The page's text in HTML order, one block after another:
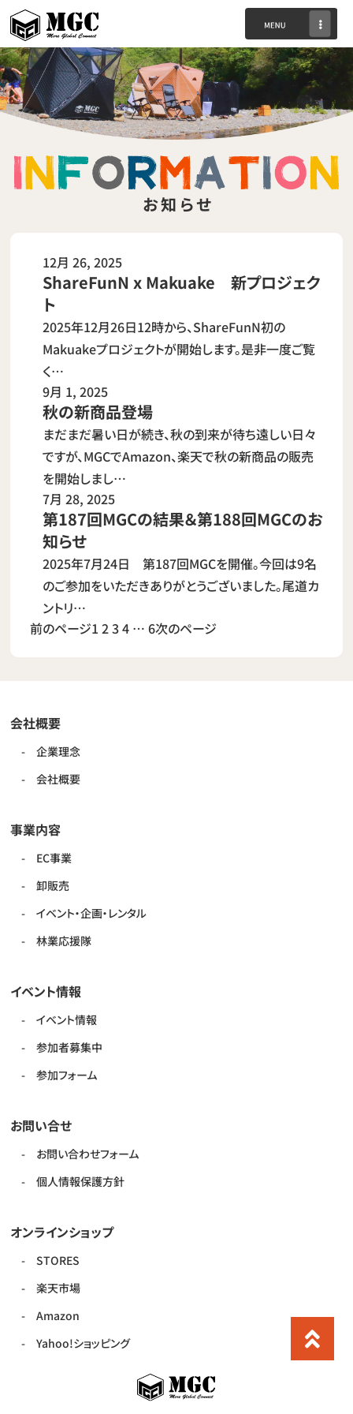
お知らせ
12月 26, 2025
ShareFunN x Makuake 新プロジェク
ト
2025年12月26日12時から、ShareFunN初の
Makuakeプロジェクトが開始します。是非一度ご覧
く…
9月 1, 2025
秋の新商品登場
まだまだ暑い日が続き、秋の到来が待ち遠しい日々
ですが、MGCでAmazon、楽天で秋の新商品の販売
を開始しまし…
7月 28, 2025
第187回MGCの結果＆第188回MGCのお
知らせ
2025年7月24日 第187回MGCを開催。今回は9名
のご参加をいただきありがとうございました。尾道カ
ントリ…
前のページ1 234 … 6次のページ
会社概要
企業理念
会社概要
事業内容
EC事業
卸販売
イベント・企画・レンタル
林業応援隊
イベント情報
イベント情報
参加者募集中
参加フォーム
お問い合せ
お問い合わせフォーム
個人情報保護方針
オンラインショップ
STORES
楽天市場
Amazon
Yahoo!ショッピング